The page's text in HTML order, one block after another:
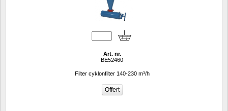
Art. nr.
BE52460
Filter cyklonfilter 140-230 m³/h